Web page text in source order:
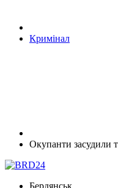
Кримінал
Окупанти засудили
Бердянськ